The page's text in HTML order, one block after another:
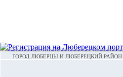
ГОРОД ЛЮБЕРЦЫ И ЛЮБЕРЕЦКИЙ РАЙОН